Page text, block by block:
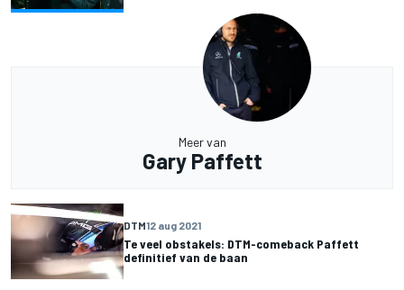
Meer van
Gary Paffett
DTM12 aug 2021
Te veel obstakels: DTM-comeback Paffett
definitief van de baan